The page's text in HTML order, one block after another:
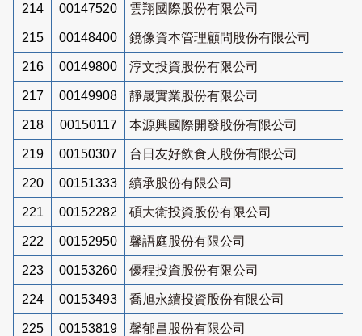
214 00147520 雲翔國際股份有限公司
215 00148400 鏡像資本管理顧問股份有限公司
216 00149800 淳文投資股份有限公司
217 00149908 靜晟實業股份有限公司
218 00150117 本源興國際開發股份有限公司
219 00150307 台日友好飲食人股份有限公司
220 00151333 續承股份有限公司
221 00152282 碩大衛投資股份有限公司
222 00152950 馨語庭股份有限公司
223 00153260 優程投資股份有限公司
224 00153493 喬旭永續投資股份有限公司
225 00153819 馨郁昌股份有限公司